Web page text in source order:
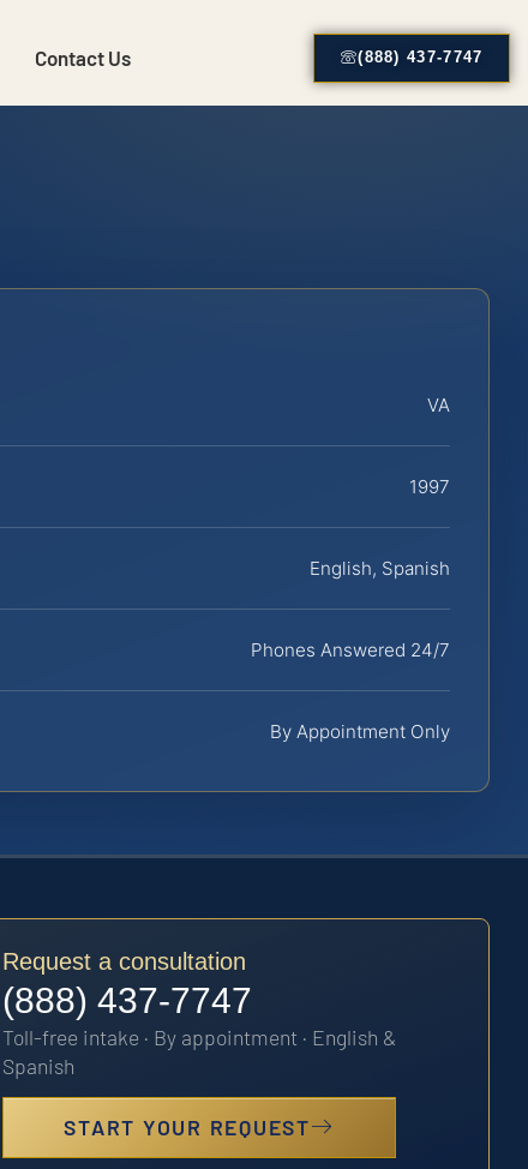
Contact Us (888) 437-7747
VA
1997
English, Spanish
Phones Answered 24/7
By Appointment Only
Request a consultation
(888) 437-7747
Toll-free intake · By appointment · English &
Spanish
START YOUR REQUEST